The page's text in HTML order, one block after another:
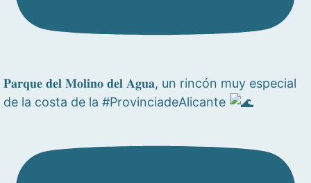
𝐏𝐚𝐫𝐪𝐮𝐞 𝐝𝐞𝐥 𝐌𝐨𝐥𝐢𝐧𝐨 𝐝𝐞𝐥 𝐀𝐠𝐮𝐚, un rincón muy especial
de la costa de la #ProvinciadeAlicante